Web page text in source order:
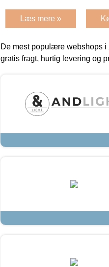
Læs mere »
De mest populære webshops
gratis fragt, hurtig levering og